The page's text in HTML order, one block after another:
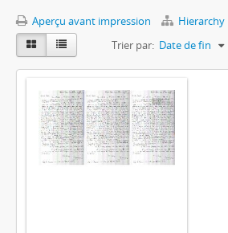
Aperçu avant impression Hierarchy
Trier par: Date de fin